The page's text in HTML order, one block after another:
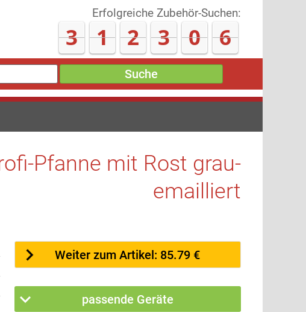
Erfolgreiche Zubehör-Suchen:
3 1 2 3 1 7
Suche
Pfanne mit Rost grau-
emailliert
Weiter zum Artikel: 85.79 €
passende Geräte